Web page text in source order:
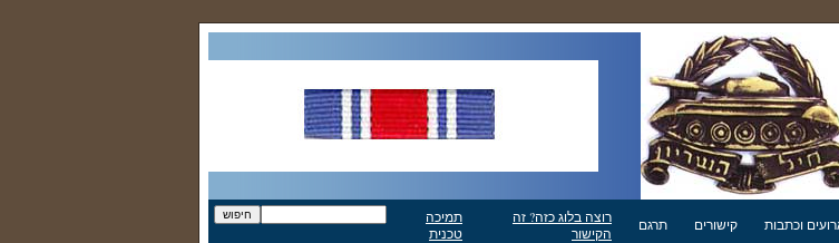
וכתבות קישורים תרגם
רוצה בלוג כזה? זה
הקישור
תמיכה
טכנית